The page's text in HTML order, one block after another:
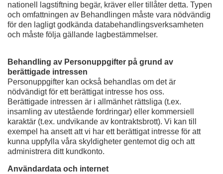
nationell lagstiftning begär, kräver eller tillåter detta. Typen
och omfattningen av Behandlingen måste vara nödvändig
för den lagligt godkända databehandlingsverksamheten
och måste följa gällande lagbestämmelser.
Behandling av Personuppgifter på grund av
berättigade intressen
Personuppgifter kan också behandlas om det är
nödvändigt för ett berättigat intresse hos oss.
Berättigade intressen är i allmänhet rättsliga (t.ex.
insamling av utestående fordringar) eller kommersiell
karaktär (t.ex. undvikande av kontraktsbrott). Vi kan till
exempel ha ansett att vi har ett berättigat intresse för att
kunna uppfylla våra skyldigheter gentemot dig och att
administrera ditt kundkonto.
Användardata och internet